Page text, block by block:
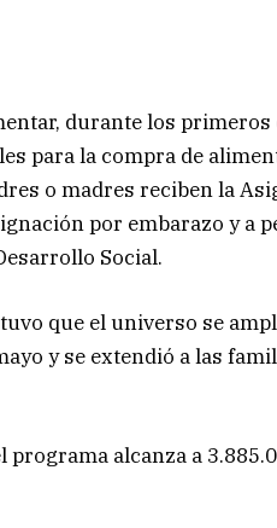
durante los
para la compra de
o madres reciben la
por embarazo y a
Social.
que el universo se
y se extendió a las
programa alcanza a